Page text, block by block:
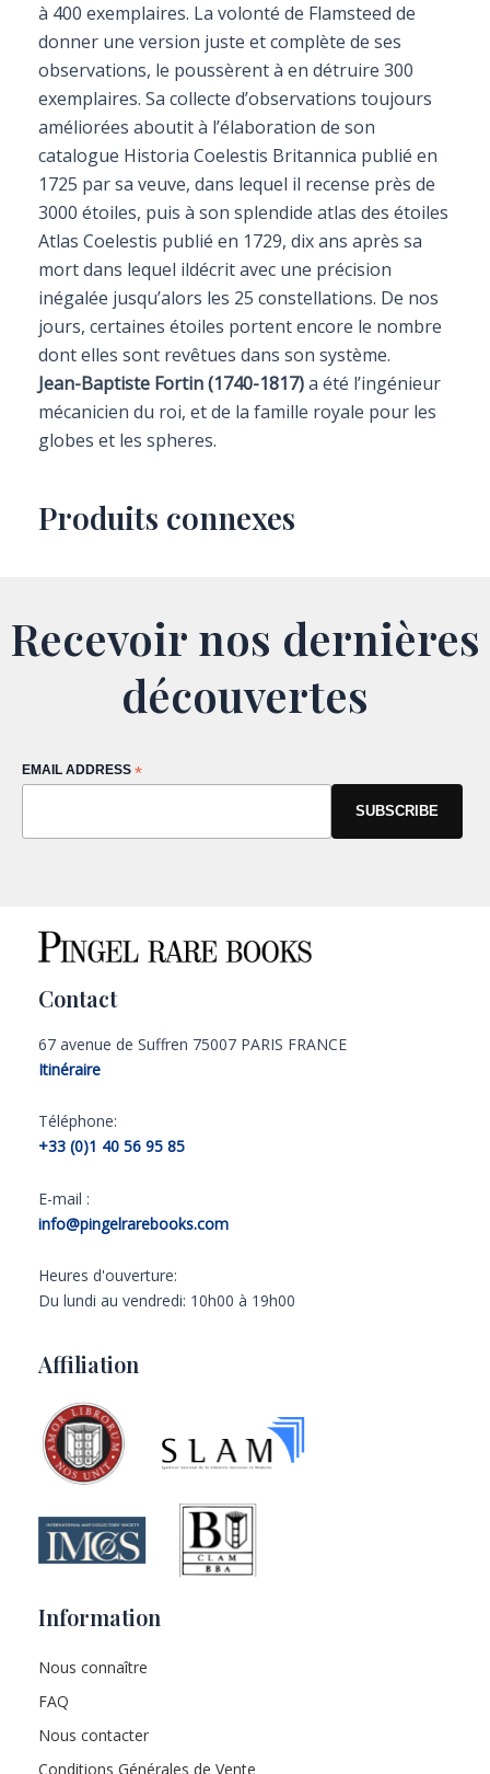
à 400 exemplaires. La volonté de Flamsteed de
donner une version juste et complète de ses
observations, le poussèrent à en détruire 300
exemplaires. Sa collecte d’observations toujours
améliorées aboutit à l’élaboration de son
catalogue Historia Coelestis Britannica publié en
1725 par sa veuve, dans lequel il recense près de
3000 étoiles, puis à son splendide atlas des étoiles
Atlas Coelestis publié en 1729, dix ans après sa
mort dans lequel ildécrit avec une précision
inégalée jusqu’alors les 25 constellations. De nos
jours, certaines étoiles portent encore le nombre
dont elles sont revêtues dans son système.
Jean-Baptiste Fortin (1740-1817)a été l’ingénieur
mécanicien du roi, et de la famille royale pour les
globes et les spheres.
Produits connexes
Recevoir nos dernières
découvertes
EMAIL ADDRESS *
Contact
67 avenue de Suffren 75007 PARIS FRANCE
Itinéraire
Téléphone:
+33 (0)1 40 56 95 85
E-mail :
info@pingelrarebooks.com
Heures d'ouverture:
Du lundi au vendredi: 10h00 à 19h00
Affiliation
Information
Nous connaître
FAQ
Nous contacter
Conditions Générales de Vente